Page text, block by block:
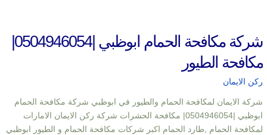
شركة مكافحة الحمام ابوظبي |0504946054|
مكافحة الطيور
ركن الايمان
شركة الايمان لمكافحة الحمام والطيور في ابوظبي شركة مكافحة الحمام
ابوظبي |0504946054| مكافحة الحشرات شركة ركن الايمان الامارات
لمكافحة الحمام ,طارد الحمام اكبر شركات مكافحة الحمام و الطيور ابوظبي